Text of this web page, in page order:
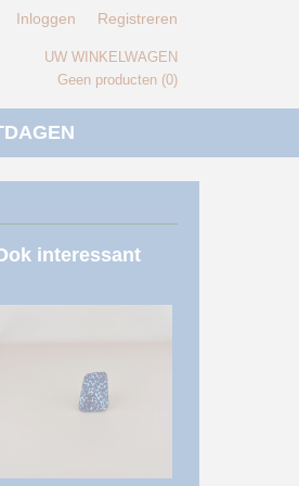
Inloggen Registreren
UW WINKELWAGEN
Geen producten (0)
interessant